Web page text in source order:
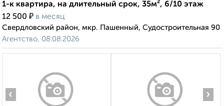
1-к квартира, на длительный срок, 35м², 6/10 этаж
12 500 ₽ в месяц
Свердловский район, мкр. Пашенный, Судостроительная 90
Агентство, 08.08.2026
‹ ›